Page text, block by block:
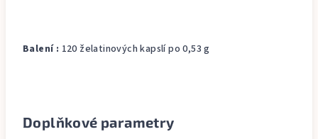
Balení : 120 želatinových kapslí po 0,53 g
Doplňkové parametry